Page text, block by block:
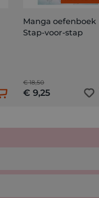
Manga oefenboek
Stap-voor-stap
€ 18,50
€ 9,25